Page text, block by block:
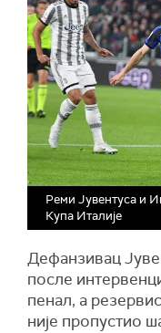
Реми Јувентуса и
Купа Италије
Дефанзивац
после
пенал, а
није пропустио